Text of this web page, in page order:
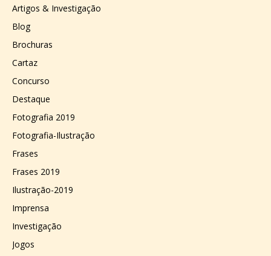
Artigos & Investigação
Blog
Brochuras
Cartaz
Concurso
Destaque
Fotografia 2019
Fotografia-Ilustração
Frases
Frases 2019
Ilustração-2019
Imprensa
Investigação
Jogos